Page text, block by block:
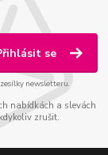
se
newsletteru.
nabídkách a slevách
zrušit.